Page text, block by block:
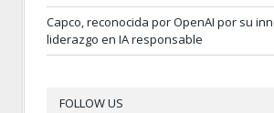
Capco, reconocida por OpenAI por su
liderazgo en IA responsable
FOLLOW US